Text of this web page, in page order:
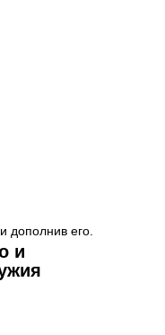
дополнив его.
и